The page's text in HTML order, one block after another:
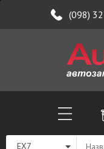
(098)
EX7